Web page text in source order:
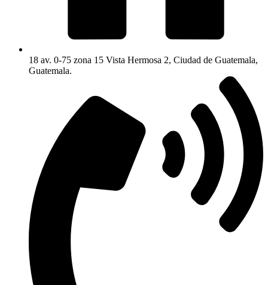
18 av. 0-75 zona 15 Vista Hermosa 2, Ciudad de Guatemala,
Guatemala.